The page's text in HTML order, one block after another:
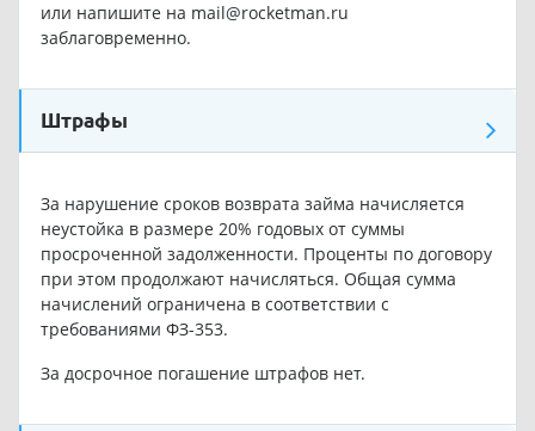
или напишите на mail@rocketman.ru
заблаговременно.
Штрафы
За нарушение сроков возврата займа начисляется
неустойка в размере 20% годовых от суммы
просроченной задолженности. Проценты по договору
при этом продолжают начисляться. Общая сумма
начислений ограничена в соответствии с
требованиями ФЗ-353.
За досрочное погашение штрафов нет.